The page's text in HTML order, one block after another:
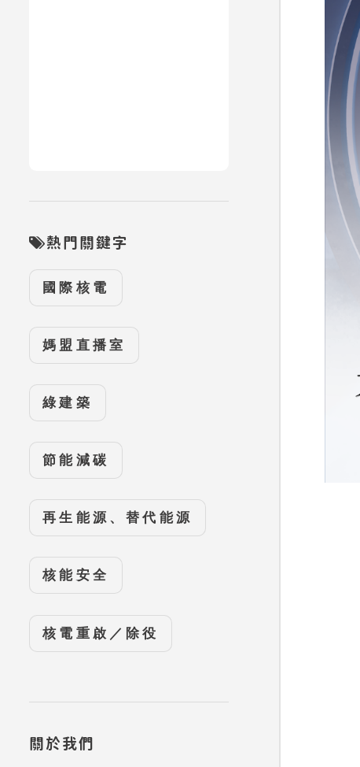
熱門關鍵字
國際核電
媽盟直播室
綠建築
節能減碳
再生能源、替代能源
核能安全
核電重啟／除役
關於我們